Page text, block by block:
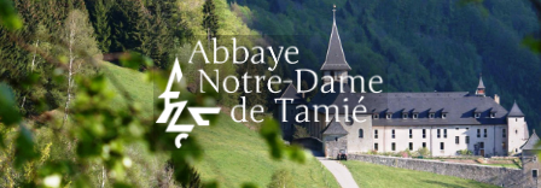
Aller
au
contenu.
|
Aller
à
la
navigation
Outils
personnels
Chercher par
Recherche
avancée…